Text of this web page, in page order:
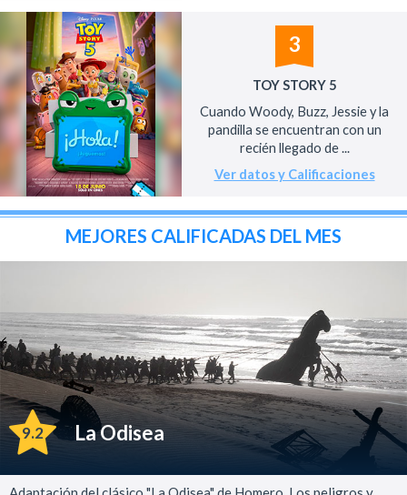
3
TOY STORY 5
Cuando Woody, Buzz, Jessie y la
pandilla se encuentran con un
recién llegado de ...
Ver datos y Calificaciones
MEJORES CALIFICADAS DEL MES
9.2 La Odisea